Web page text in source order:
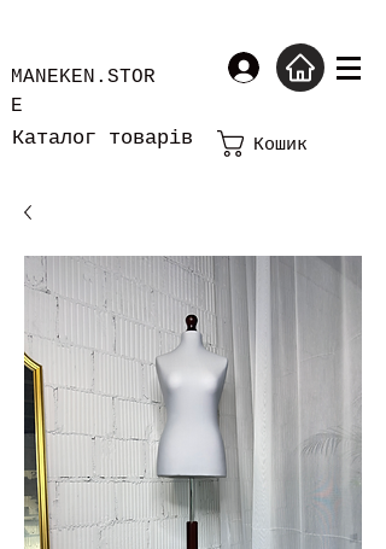
MANEKEN.STOR
E
Каталог товарів Кошик